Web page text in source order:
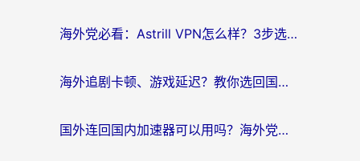
海外党必看：Astrill VPN怎么样？3步选对回国加速器实现无缝刷剧玩游戏
海外追剧卡顿、游戏延迟？教你选回国加速器，附免费加速器试用一小时福利
国外连回国内加速器可以用吗？海外党亲测实用指南，解决追剧游戏卡顿难题